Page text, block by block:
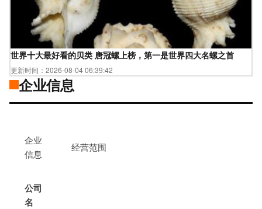
世界十大最好看的贝类 唐冠螺上榜，第一是世界四大名螺之首
更新时间：2026-08-04 06:39:42
企业信息
企业
信息
经营范围
公司
名